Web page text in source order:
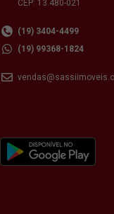
CEP: 13.480-021
(19) 3404-4499
(19) 99368-1824